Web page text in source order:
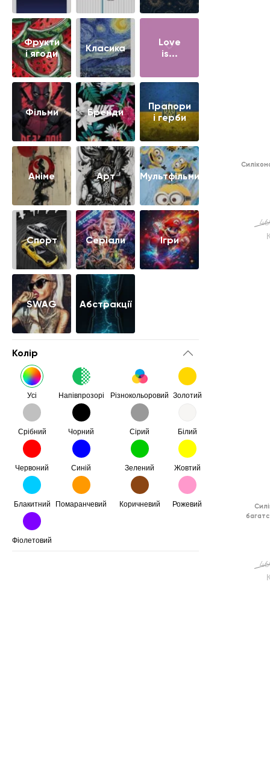
Фрукти
і ягоди
Класика
Love
is...
Фільми Бренди
Прапори
і герби
Аніме Арт Мультфільми
Cпорт Серіали Ігри
SWAG Абстракції
Колір
Усі Напівпрозорі Різнокольоровий Золотий
Срібний Чорний Сірий Білий
Червоний Синій Зелений Жовтий
Блакитний Помаранчевий Коричневий Рожевий
Фіолетовий